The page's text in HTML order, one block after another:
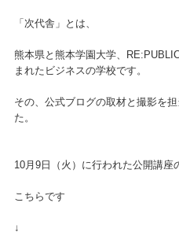
「次代舎」とは、
熊本県と熊本学園大学、
まれたビジネスの学校です。
その、公式ブログの取材と撮影を
た。
10月9日（火）に行われた公開講座
こちらです
↓